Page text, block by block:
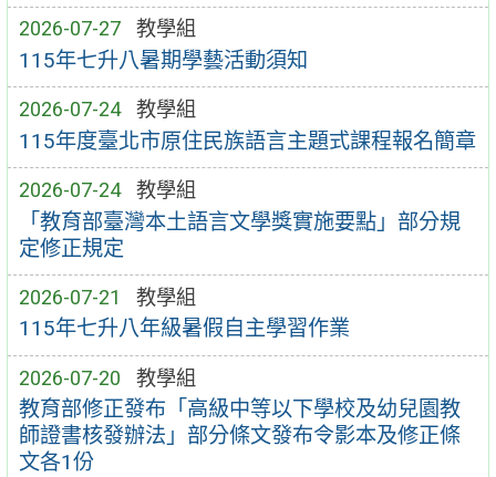
2026-07-27 教學組
115年七升八暑期學藝活動須知
2026-07-24 教學組
115年度臺北市原住民族語言主題式課程報名簡章
2026-07-24 教學組
「教育部臺灣本土語言文學獎實施要點」部分規
定修正規定
2026-07-21 教學組
115年七升八年級暑假自主學習作業
2026-07-20 教學組
教育部修正發布「高級中等以下學校及幼兒園教
師證書核發辦法」部分條文發布令影本及修正條
文各1份